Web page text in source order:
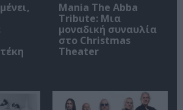
Mania The Abba
Tribute: Μια
μοναδική συναυλία
στο Christmas
Theater